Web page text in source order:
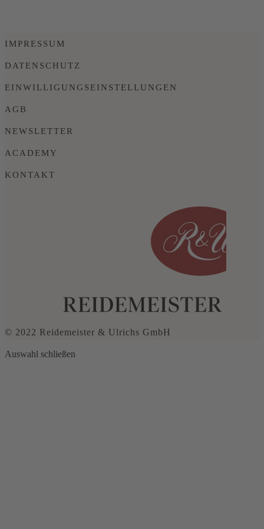
IMPRESSUM
DATENSCHUTZ
EINWILLIGUNGSEINSTELLUNGEN
AGB
NEWSLETTER
ACADEMY
KONTAKT
© 2022 Reidemeister & Ulrichs GmbH
Auswahl schließen